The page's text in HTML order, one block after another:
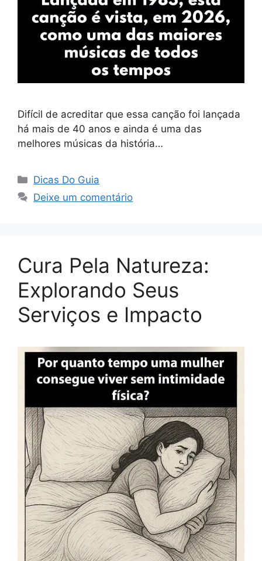
Difícil de acreditar que essa canção foi lançada
há mais de 40 anos e ainda é uma das
melhores músicas da história…
Categorias
Dicas Do Guia
Deixe um comentário
Cura Pela Natureza:
Explorando Seus
Serviços e Impacto